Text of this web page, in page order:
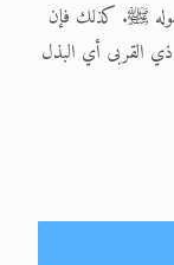
>> المزيد
ﷺ. كذلك فإن
القربى أي البذل